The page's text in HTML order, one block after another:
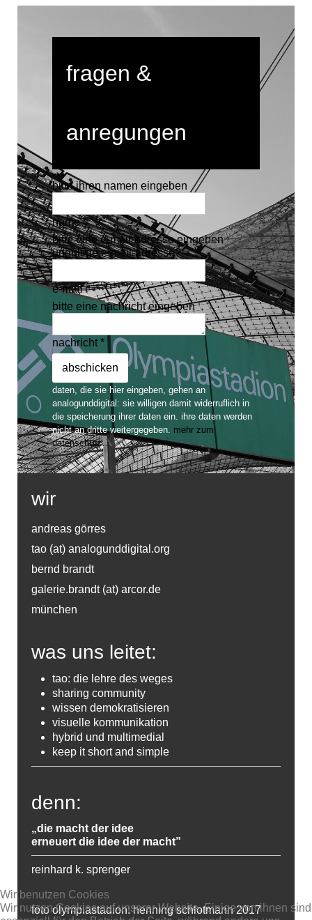
fragen &
anregungen
bitte ihren namen eingeben
name *
bitte eine e-mail-adresse eingeben
ungültige e-mail-adresse?
e-mail *
bitte eine nachricht eingeben
nachricht *
daten, die sie hier eingeben, gehen an
analogunddigital: sie willigen damit widerruflich in
die speicherung ihrer daten ein. ihre daten werden
nicht an dritte weitergegeben. mehr zum
datenschutz…
wir
andreas görres
tao (at) analogunddigital.org
bernd brandt
galerie.brandt (at) arcor.de
münchen
was uns leitet:
tao: die lehre des weges
sharing community
wissen demokratisieren
visuelle kommunikation
hybrid und multimedial
keep it short and simple
denn:
„die macht der idee
erneuert die idee der macht”
reinhard k. sprenger
foto olympiastadion: henning schlotmann 2017
Wir benutzen Cookies
Wir nutzen Cookies auf unserer Website. Einige von ihnen sind